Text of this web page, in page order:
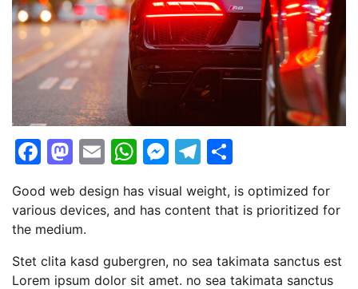
Facebook
Mastodon
EmailWhatsApp
Messenger
Telegram
Good web design has visual weight, is optimized for
various devices, and has content that is prioritized for
the medium.
Stet clita kasd gubergren, no sea takimata sanctus est
Lorem ipsum dolor sit amet. no sea takimata sanctus